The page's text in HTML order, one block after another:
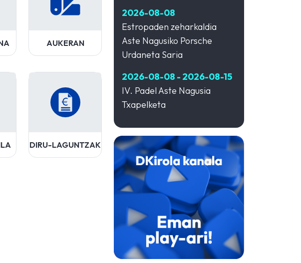
AUKERAN
DIRU-LAGUNTZAK
2026-08-08
Estropaden zeharkaldia
Aste Nagusiko Porsche
Urdaneta Saria
2026-08-08 - 2026-08-15
IV. Padel Aste Nagusia
Txapelketa